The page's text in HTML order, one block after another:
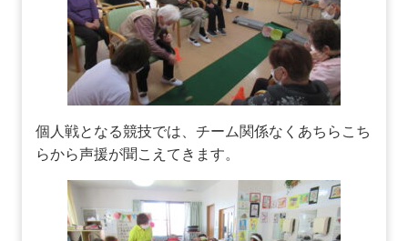
個人戦となる競技では、チーム関係なくあちらこち
らから声援が聞こえてきます。